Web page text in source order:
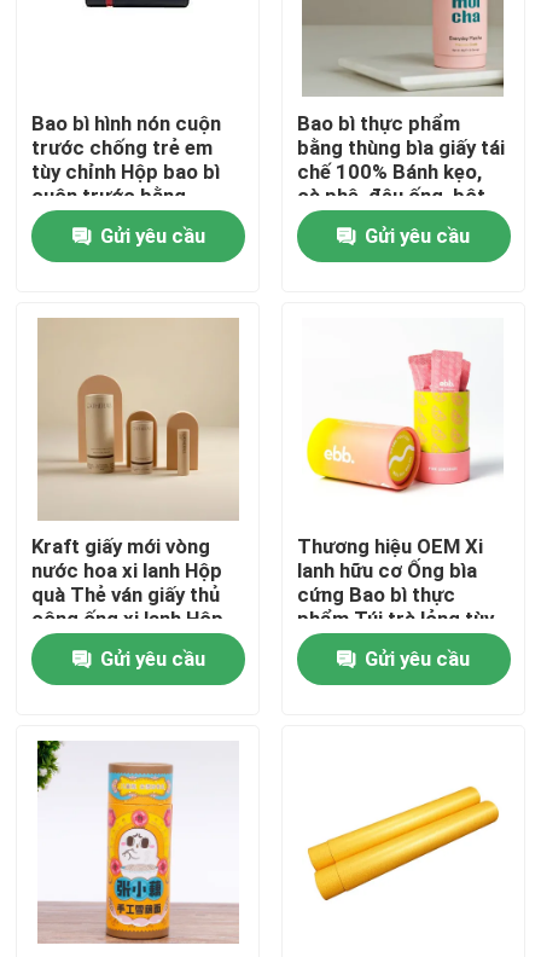
Trang chủ
video
Về chúng tôi
Tham quan nhà máy
Kiểm soát chất lượng
Yêu cầu báo giá
Hộp quà giấy bìa cứng
Hộp quà tặng ống các tông
Bao bì hình nón cuộn
trước chống trẻ em
tùy chỉnh Hộp bao bì
cuộn trước bằng
chứng trẻ em
Gửi yêu cầu
Bao bì thực phẩm
bằng thùng bìa giấy tái
chế 100% Bánh kẹo,
cà phê, đậu ống, bột
trà, bao bì giấy, hộp
ống
Gửi yêu cầu
Kraft giấy mới vòng
nước hoa xi lanh Hộp
quà Thẻ ván giấy thủ
công ống xi lanh Hộp
đóng gói Quần áo đồ
lót
Gửi yêu cầu
Thương hiệu OEM Xi
lanh hữu cơ Ống bìa
cứng Bao bì thực
phẩm Túi trà lỏng tùy
chỉnh Bao bì ống giấy
tròn
Gửi yêu cầu